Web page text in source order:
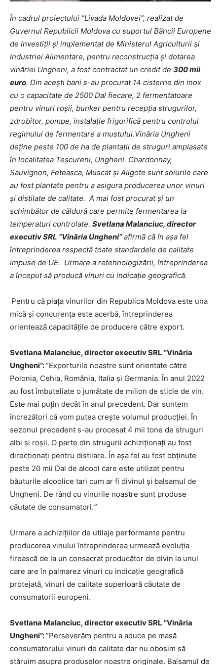
În cadrul proiectului ”Livada Moldovei”, realizat de
Guvernul Republicii Moldova cu suportul Băncii Europene
de Investiții și implementat de Ministerul Agriculturii și
Industriei Alimentare, pentru reconstrucția și dotarea
vinăriei Ungheni, a fost contractat un credit de 300 mii
euro. Din acești bani s-au procurat 14 cisterne din inox
cu o capacitate de 2500 Dal fiecare, 2 fermentatoare
pentru vinuri roșii, bunker pentru recepția strugurilor,
zdrobitor, pompe, instalație frigorifică pentru controlul
regimului de fermentare a mustului.Vinăria Ungheni
deține peste 100 de ha de plantații de struguri amplasate
în localitatea Teșcureni, Ungheni. Chardonnay,
Sauvignon, Feteasca, Muscat și Aligote sunt soiurile care
au fost plantate pentru a asigura producerea unor vinuri
și distilate de calitate. A mai fost procurat și un
schimbător de căldură care permite fermentarea la
temperaturi controlate. Svetlana Malanciuc, director
executiv SRL ”Vinăria Ungheni”afirmă că în așa fel
întreprinderea respectă toate standardele de calitate
impuse de UE. Urmare a retehnologizării, întreprinderea
a început să producă vinuri cu indicație geografică.
Pentru că piața vinurilor din Republica Moldova este una
mică și concurența este acerbă, întreprinderea
orientează capacitățile de producere către export.
Svetlana Malanciuc, director executiv SRL ”Vinăria
Ungheni”:”Exporturile noastre sunt orientate către
Polonia, Cehia, România, Italia și Germania. În anul 2022
au fost îmbuteliate o jumătate de milion de sticle de vin.
Este mai puțin decât în anul precedent. Dar suntem
încrezători că vom putea crește volumul producției. În
sezonul precedent s-au procesat 4 mii tone de struguri
albi și roșii. O parte din strugurii achiziționați au fost
direcționați pentru distilare. În așa fel au fost obținute
peste 20 mii Dal de alcool care este utilizat pentru
băuturile alcoolice tari cum ar fi divinul și balsamul de
Ungheni. De rând cu vinurile noastre sunt produse
căutate de consumatori.”
Urmare a achizițiilor de utilaje performante pentru
producerea vinului întreprinderea urmează evoluția
firească de la un consacrat producător de divin la unul
care are în palmarez vinuri cu indicație geografică
protejată, vinuri de calitate superioară căutate de
consumatorii europeni.
Svetlana Malanciuc, director executiv SRL ”Vinăria
Ungheni”:”Perseverăm pentru a aduce pe masă
consumatorului vinuri de calitate dar nu obosim să
stăruim asupra produselor noastre originale. Balsamul de